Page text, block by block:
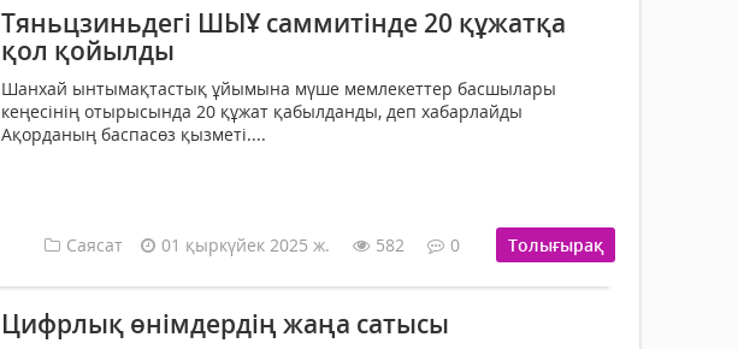
Тяньцзиньдегі ШЫҰ саммитінде 20 құжатқа
қол қойылды
Шанхай ынтымақтастық ұйымына мүше мемлекеттер басшылары
кеңесінің отырысында 20 құжат қабылданды, деп хабарлайды
Ақорданың баспасөз қызметі....
Саясат 01 қыркүйек 2025 ж. 582 0 Толығырақ
Цифрлық өнімдердің жаңа сатысы